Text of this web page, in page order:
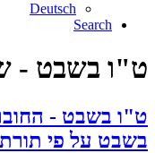
Deutsch
Search
ט"ו בשבט -
ט"ו בשבט -
בשבט על פי